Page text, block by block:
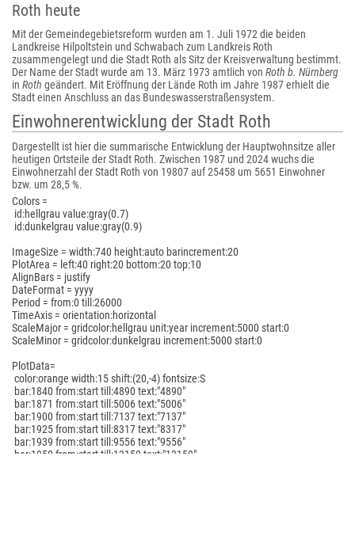
Roth heute
Mit der Gemeindegebietsreform wurden am 1. Juli 1972 die beiden
Landkreise Hilpoltstein und Schwabach zum Landkreis Roth
zusammengelegt und die Stadt Roth als Sitz der Kreisverwaltung bestimmt.
Der Name der Stadt wurde am 13. März 1973 amtlich von Roth b. Nürnberg
in Roth geändert. Mit Eröffnung der Lände Roth im Jahre 1987 erhielt die
Stadt einen Anschluss an das Bundeswasserstraßensystem.
Einwohnerentwicklung der Stadt Roth
Dargestellt ist hier die summarische Entwicklung der Hauptwohnsitze aller
heutigen Ortsteile der Stadt Roth. Zwischen 1987 und 2024 wuchs die
Einwohnerzahl der Stadt Roth von 19807 auf 25458 um 5651 Einwohner
bzw. um 28,5 %.
Colors =
id:hellgrau value:gray(0.7)
id:dunkelgrau value:gray(0.9)
ImageSize = width:740 height:auto barincrement:20
PlotArea = left:40 right:20 bottom:20 top:10
AlignBars = justify
DateFormat = yyyy
Period = from:0 till:26000
TimeAxis = orientation:horizontal
ScaleMajor = gridcolor:hellgrau unit:year increment:5000 start:0
ScaleMinor = gridcolor:dunkelgrau increment:5000 start:0
PlotData=
color:orange width:15 shift:(20,-4) fontsize:S
bar:1840 from:start till:4890 text:"4890"
bar:1871 from:start till:5006 text:"5006"
bar:1900 from:start till:7137 text:"7137"
bar:1925 from:start till:8317 text:"8317"
bar:1939 from:start till:9556 text:"9556"
bar:1950 from:start till:13159 text:"13159"